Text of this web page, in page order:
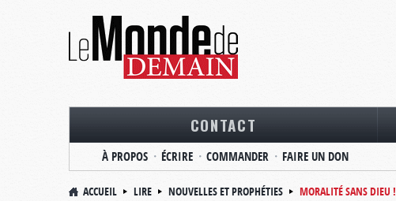
CONTACT
À PROPOS ÉCRIRE COMMANDER FAIRE UN DON
ACCUEIL LIRE NOUVELLES ET PROPHÉTIES MORALITÉ SANS DIEU !